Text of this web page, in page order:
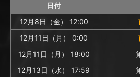
日付
12月8日（金） 12:00
12月11日（月） 0:00
12月11日（月） 18:00
12月13日（水） 17:59